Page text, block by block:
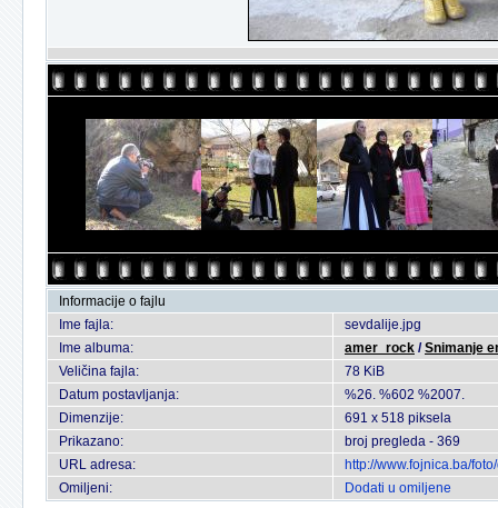
Informacije o fajlu
Ime fajla:
sevdalije.jpg
Ime albuma:
amer_rock /Snimanje
Veličina fajla:
78 KiB
Datum postavljanja:
%26. %602 %2007.
Dimenzije:
691 x 518 piksela
Prikazano:
broj pregleda - 369
URL adresa:
http://www.fojnica.ba/
Omiljeni:
Dodati u omiljene